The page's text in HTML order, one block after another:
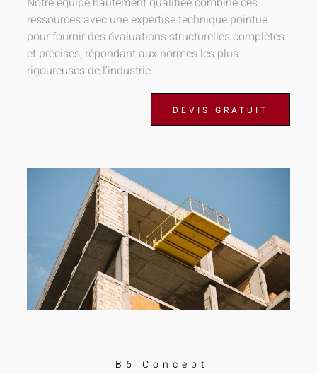
ressources avec une expertise technique pointue
pour fournir des évaluations structurelles complètes
et précises, répondant aux normes les plus
rigoureuses de l’industrie.
DEVIS GRATUIT
B6 Concept